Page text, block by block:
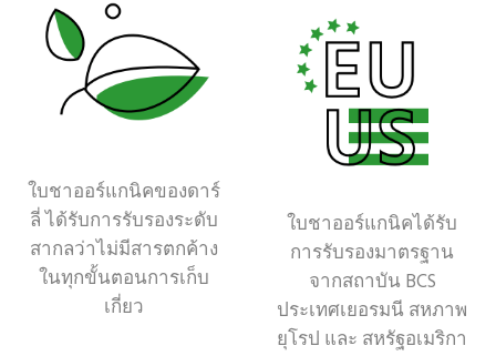
ใบชาออร์แกนิคของดาร์
ลี่ ได้รับการรับรองระดับ
สากลว่าไม่มีสารตกค้าง
ในทุกขั้นตอนการเก็บ
เกี่ยว
ใบชาออร์แกนิคได้รับ
การรับรองมาตรฐาน
จากสถาบัน BCS
ประเทศเยอรมนี สหภาพ
ยุโรป และ สหรัฐอเมริกา